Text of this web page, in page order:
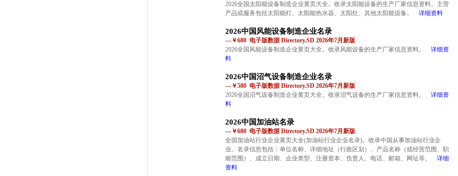
2026全国太阳能设备制造企业黄页大全。收录太阳能设备的生产厂家信息资料。主营
产品或服务包括太阳能灯、太阳能热水器、太阳灶、其他太阳能设备。
详细资料
2026中国风能设备制造企业名录
—￥680 电子版数据 Directory.SD 2026年7月新版
2026全国风能设备制造企业黄页大全。收录风能设备的生产厂家信息资料。
详细资
料
2026中国沼气设备制造企业名录
—￥580 电子版数据 Directory.SD 2026年7月新版
2026全国沼气设备制造企业黄页大全。收录沼气设备的生产厂家信息资料。
详细资
料
2026中国加油站名录
—￥680 电子版数据 Directory.SD 2026年7月新版
全国加油站行业企业黄页大全(加油站行业企业名录)。收录中国从事加油站行业企
业。名录信息包括：单位名称、详细地址（行政区划）、产品名称（或经营范围、职
能范围）、成立日期、企业类型、注册资本、负责人、电话、邮箱、网址等。
详细
资料